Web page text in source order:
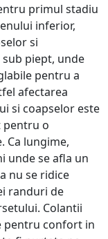
primul stadiu
inferior,
si
piept, unde
pentru a
afectarea
si coapselor este
pentru o
Ca lungime,
unde se afla un
nu se ridice
randuri de
Colantii
pentru confort in